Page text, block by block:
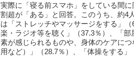
実際に「寝る前スマホ」をしている間
割超が「ある」と回答。このうち、約4
は「ストレッチやマッサージをする」
楽・ラジオ等を聴く」（37.3％）、「
素が感じられるものや、身体のケアに
用など）」（28.7％）、「体操をする」